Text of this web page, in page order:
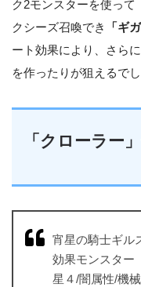
ク2モンスターを使って
クシーズ召喚でき
「ギ
ート効果により、さら
を作ったりが狙えるでし
「クローラー
宵星の騎士ギル
効果モンスター
星４/闇属性/機